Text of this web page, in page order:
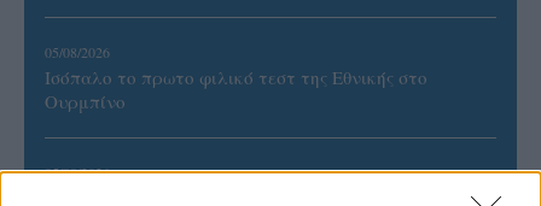
05/08/2026
Ισόπαλο το πρωτο φιλικό τεστ της Εθνικής στο
Ουρμπίνο
05/08/2026